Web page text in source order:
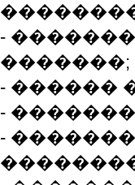
-
�������;
- ������
-
-